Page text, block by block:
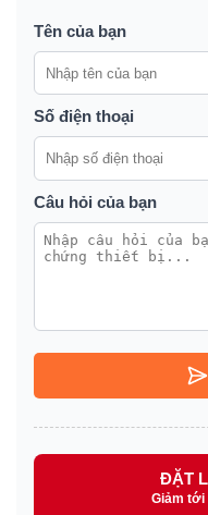
Tên của bạn
Số điện thoại
Câu hỏi của bạn
ĐẶT
Giảm tới